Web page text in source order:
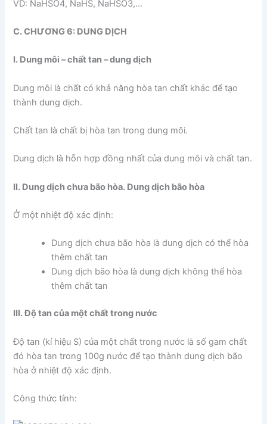
VD: NaHSO4, NaHS, NaHSO3,…
C. CHƯƠNG 6: DUNG DỊCH
I. Dung môi – chất tan – dung dịch
Dung môi là chất có khả năng hòa tan chất khác để tạo
thành dung dịch.
Chất tan là chất bị hòa tan trong dung môi.
Dung dịch là hỗn hợp đồng nhất của dung môi và chất tan.
II. Dung dịch chưa bão hòa. Dung dịch bão hòa
Ở một nhiệt độ xác định:
Dung dịch chưa bão hòa là dung dịch có thể hòa
thêm chất tan
Dung dịch bão hòa là dung dịch không thể hòa
thêm chất tan
III. Độ tan của một chất trong nước
Độ tan (kí hiệu S) của một chất trong nước là số gam chất
đó hòa tan trong 100g nước để tạo thành dung dịch bão
hòa ở nhiệt độ xác định.
Công thức tính: